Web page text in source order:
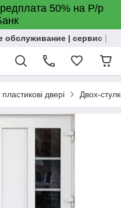
50% на Р/р
обслуживание | сервис |
пластикові двері Двох-